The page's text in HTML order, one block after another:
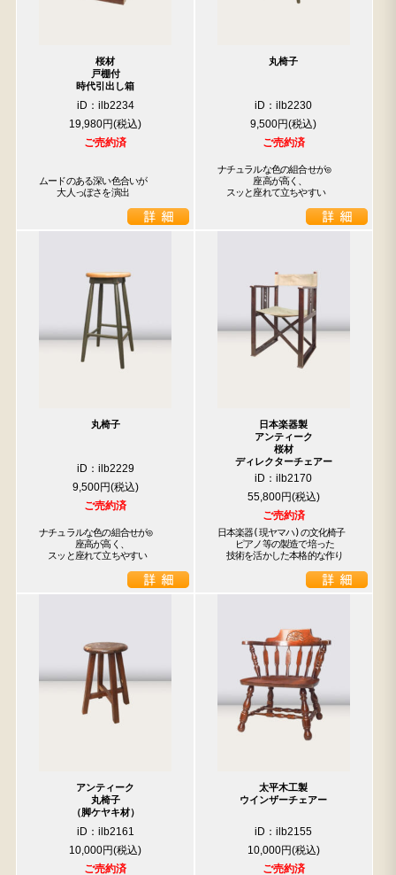
桜材
戸棚付
時代引出し箱
iD：ilb2234
19,980円
ご売約済
ムードのある深い色合いが
大人っぽさを演出
丸椅子
iD：ilb2230
9,500円
ご売約済
ナチュラルな色の組合せが◎
座高が高く、
スッと座れて立ちやすい
丸椅子
iD：ilb2229
9,500円
ご売約済
ナチュラルな色の組合せが◎
座高が高く、
スッと座れて立ちやすい
日本楽器製
アンティーク
桜材
ディレクターチェアー
iD：ilb2170
55,800円
ご売約済
日本楽器(現ヤマハ)の文化椅子
ピアノ等の製造で培った
技術を活かした本格的な作り
アンティーク
丸椅子
（脚ケヤキ材）
iD：ilb2161
10,000円
ご売約済
太平木工製
ウインザーチェアー
iD：ilb2155
10,000円
ご売約済
人気の検索キーワード
2557 2471 2678 b2770 水屋箪笥
2905 2925